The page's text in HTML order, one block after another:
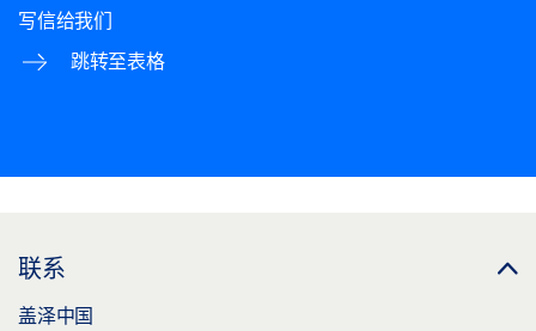
写信给我们
跳转至表格
联系
盖泽中国